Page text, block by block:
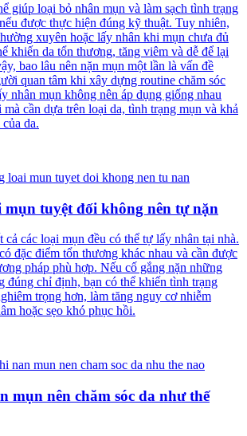
giúp loại bỏ nhân mụn và làm sạch tình trạng
được thực hiện đúng kỹ thuật. Tuy nhiên,
xuyên hoặc lấy nhân khi mụn chưa đủ
khiến da tổn thương, tăng viêm và dễ để lại
bao lâu nên nặn mụn một lần là vấn đề
quan tâm khi xây dựng routine chăm sóc
nhân mụn không nên áp dụng giống nhau
cần dựa trên loại da, tình trạng mụn và khả
da.
mụn tuyệt đối không nên tự nặn
cả các loại mụn đều có thể tự lấy nhân tại nhà.
đặc điểm tổn thương khác nhau và cần được
pháp phù hợp. Nếu cố gắng nặn những
đúng chỉ định, bạn có thể khiến tình trạng
trọng hơn, làm tăng nguy cơ nhiễm
hoặc sẹo khó phục hồi.
mụn nên chăm sóc da như thế